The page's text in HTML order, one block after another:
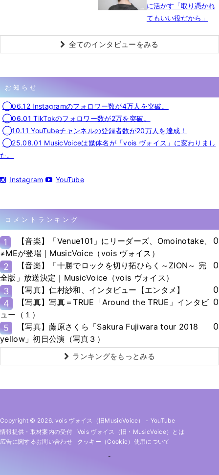
に活かす「取り憑かれ
てもいい役だから」
全てのインタビューをみる
お知らせ
◯06.12 Instagramのフォロワー数が4万人を突破。
◯06.01 TikTokのフォロワー数が2万を突破。
◯10.11 YouTubeチャンネルの登録者数が20万人を達成！
◯25.08.01 MusicVoiceは媒体名が「vois ヴォイス」に変わりまし
た。
Instagram YouTube
コメントランキング
1
【音楽】「Venue101」にリーダーズ、Omoinotake、
≠MEが登場｜MusicVoice（vois ヴォイス）
0
2
【音楽】「十勝でロックを切り拓ひらく～ZION～ 完
全版」放送決定｜MusicVoice（vois ヴォイス）
0
3 【写真】仁村紗和、インタビュー【エンタメ】
0
4
【写真】写真＝TRUE「Around the TRUE」インタビ
ュー（１）
0
5
【写真】藤原さくら「Sakura Fujiwara tour 2018
yellow」初日公演（写真３）
0
ランキングをもっとみる
Copyright © 2026. vois ヴォイス（旧MusicVoice） - YouTube
情報提供・取材案内の受付
Vois ヴォイス（旧・MusicVoice）とは
広告に関するお問い合わせ
クッキー（cookie）使用について
-